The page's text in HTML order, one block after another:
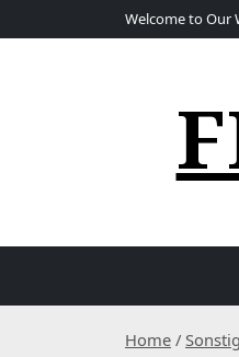
k
t
n
Welcome to Our
Home /